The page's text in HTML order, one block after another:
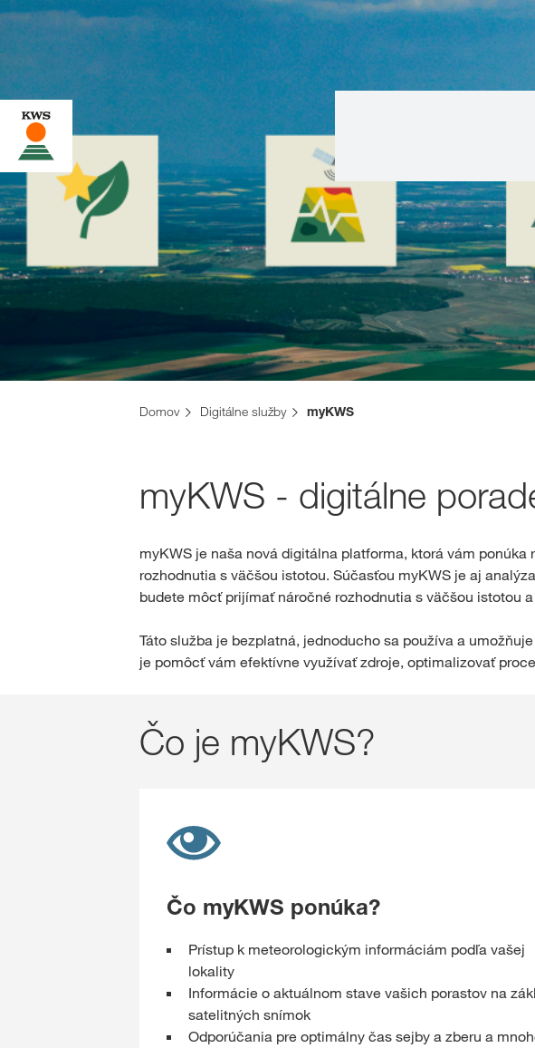
Domov Digitálne služby myKWS
myKWS - digitálne
myKWS je naša nová digitálna platforma, ktorá vám
rozhodnutia s väčšou istotou. Súčasťou myKWS je aj
budete môcť prijímať náročné rozhodnutia s väčšou istotou
Táto služba je bezplatná, jednoducho sa používa a
je pomôcť vám efektívne využívať zdroje, optimalizovať
Čo je myKWS?
Čo myKWS ponúka?
Prístup k meteorologickým informáciám podľa vašej
lokality
Informácie o aktuálnom stave vašich porastov na
satelitných snímok
Odporúčania pre optimálny čas sejby a zberu a